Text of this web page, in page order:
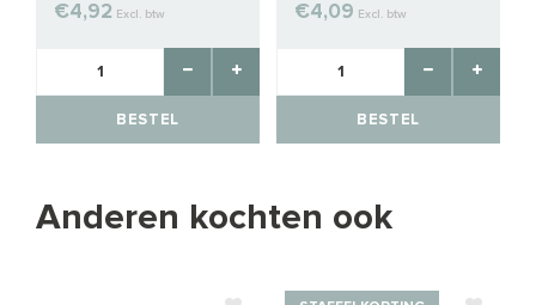
€4,92 Excl. btw
BESTEL
€4,09 Excl. btw
BESTEL
Anderen kochten ook